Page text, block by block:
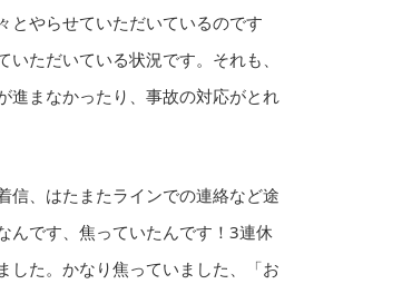
とやらせていただいているのです
ただいている状況です。それも、
進まなかったり、事故の対応がとれ
信、はたまたラインでの連絡など途
んです、焦っていたんです！3連休
した。かなり焦っていました、「お